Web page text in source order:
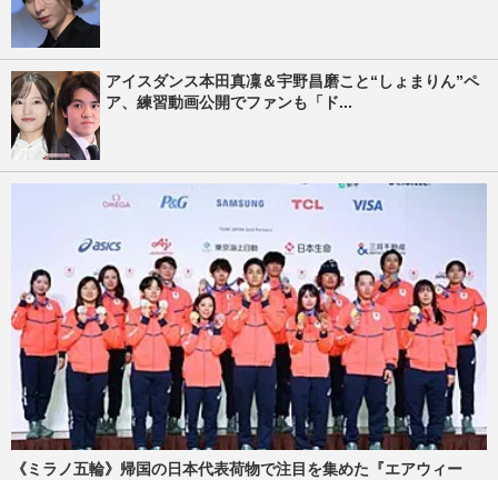
アイスダンス本田真凜＆宇野昌磨こと“しょまりん”ペ
ア、練習動画公開でファンも「ド...
《ミラノ五輪》帰国の日本代表荷物で注目を集めた『エアウィー